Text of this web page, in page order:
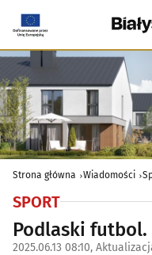
Strona główna Wiadomości
SPORT
Podlaski
2025.06.13 08:10,